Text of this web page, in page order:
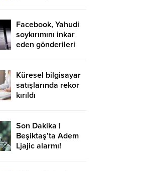
Facebook, Yahudi
soykırımını inkar
eden gönderileri
Küresel bilgisayar
satışlarında rekor
kırıldı
Son Dakika |
Beşiktaş’ta Adem
Ljajic alarmı!